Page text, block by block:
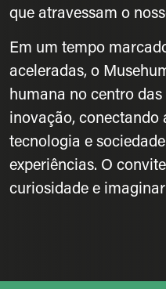
que atravessam o
Em um tempo
aceleradas, o
humana no centro
inovação, conectando
tecnologia e
experiências. O
curiosidade e